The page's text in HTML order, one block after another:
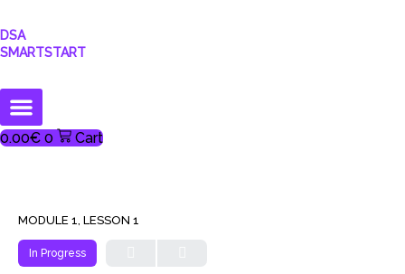
DSA
SMARTSTART
0.00€ 0 Cart
MODULE 1, LESSON 1
In Progress